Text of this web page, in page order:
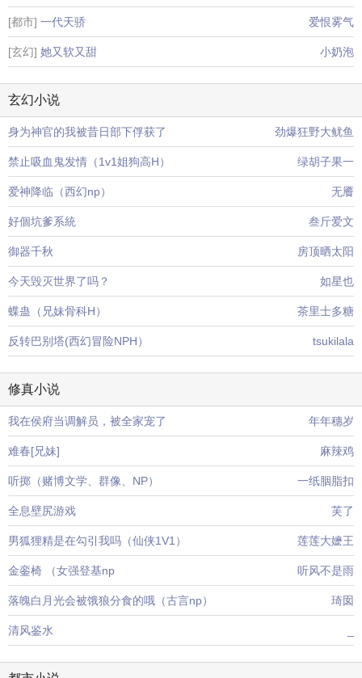
[都市] 一代天骄 爱恨雾气
[玄幻] 她又软又甜 小奶泡
玄幻小说
身为神官的我被昔日部下俘获了 劲爆狂野大鱿鱼
禁止吸血鬼发情（1v1姐狗高H） 绿胡子果一
爱神降临（西幻np） 无餍
好個坑爹系統 叁斤爱文
御器千秋 房顶晒太阳
今天毁灭世界了吗？ 如星也
蝶蛊（兄妹骨科H） 茶里士多糖
反转巴别塔(西幻冒险NPH） tsukilala
修真小说
我在侯府当调解员，被全家宠了 年年穗岁
难春[兄妹] 麻辣鸡
听掷（赌博文学、群像、NP） 一纸胭脂扣
全息壁尻游戏 芙了
男狐狸精是在勾引我吗（仙侠1V1） 莲莲大嬷王
金銮椅 （女强登基np 听风不是雨
落魄白月光会被饿狼分食的哦（古言np） 琦囡
清风鉴水